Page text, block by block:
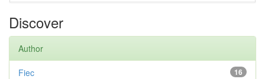
Discover
Author
16
Fiec